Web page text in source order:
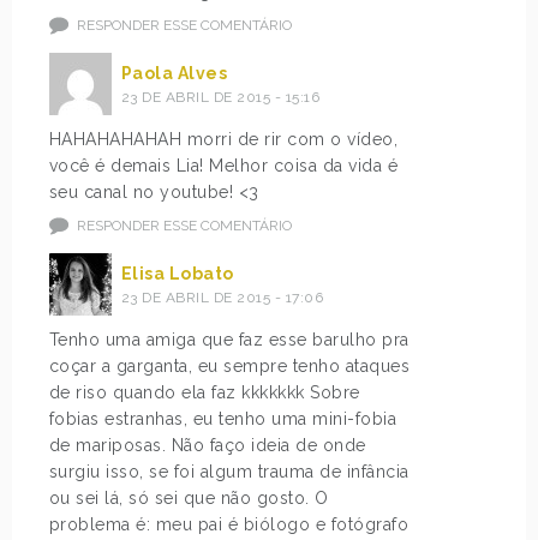
RESPONDER ESSE COMENTÁRIO
Paola Alves
23 DE ABRIL DE 2015 - 15:16
HAHAHAHAHAH morri de rir com o vídeo,
você é demais Lia! Melhor coisa da vida é
seu canal no youtube! <3
RESPONDER ESSE COMENTÁRIO
Elisa Lobato
23 DE ABRIL DE 2015 - 17:06
Tenho uma amiga que faz esse barulho pra
coçar a garganta, eu sempre tenho ataques
de riso quando ela faz kkkkkkk Sobre
fobias estranhas, eu tenho uma mini-fobia
de mariposas. Não faço ideia de onde
surgiu isso, se foi algum trauma de infância
ou sei lá, só sei que não gosto. O
problema é: meu pai é biólogo e fotógrafo